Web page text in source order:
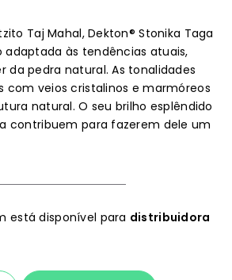
Taj Mahal, Dekton® Stonika Taga
às tendências atuais,
da pedra natural. As tonalidades
com veios cristalinos e marmóreos
natural. O seu brilho esplêndido
contribuem para fazerem dele um
está disponível para distribuidora